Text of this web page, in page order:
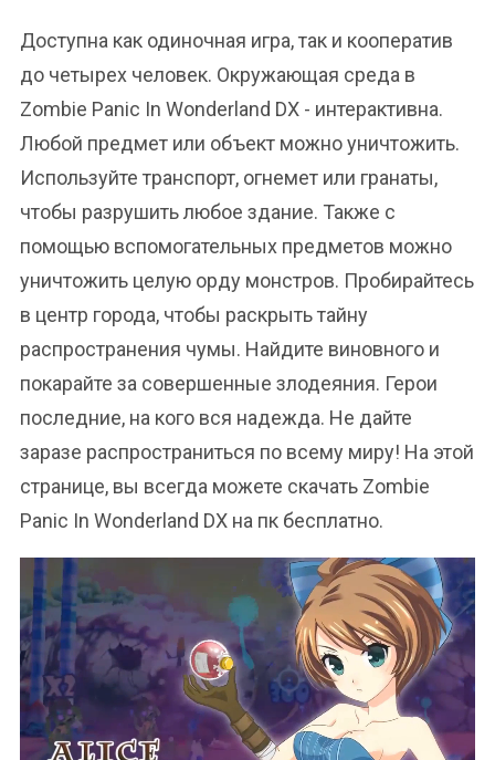
Доступна как одиночная игра, так и кооператив
до четырех человек. Окружающая среда в
Zombie Panic In Wonderland DX - интерактивна.
Любой предмет или объект можно уничтожить.
Используйте транспорт, огнемет или гранаты,
чтобы разрушить любое здание. Также с
помощью вспомогательных предметов можно
уничтожить целую орду монстров. Пробирайтесь
в центр города, чтобы раскрыть тайну
распространения чумы. Найдите виновного и
покарайте за совершенные злодеяния. Герои
последние, на кого вся надежда. Не дайте
заразе распространиться по всему миру! На этой
странице, вы всегда можете скачать Zombie
Panic In Wonderland DX на пк бесплатно.